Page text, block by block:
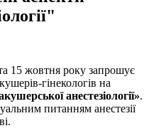
15 жовтня року запрошує
гінекологів на
анестезіології».
питанням анестезії